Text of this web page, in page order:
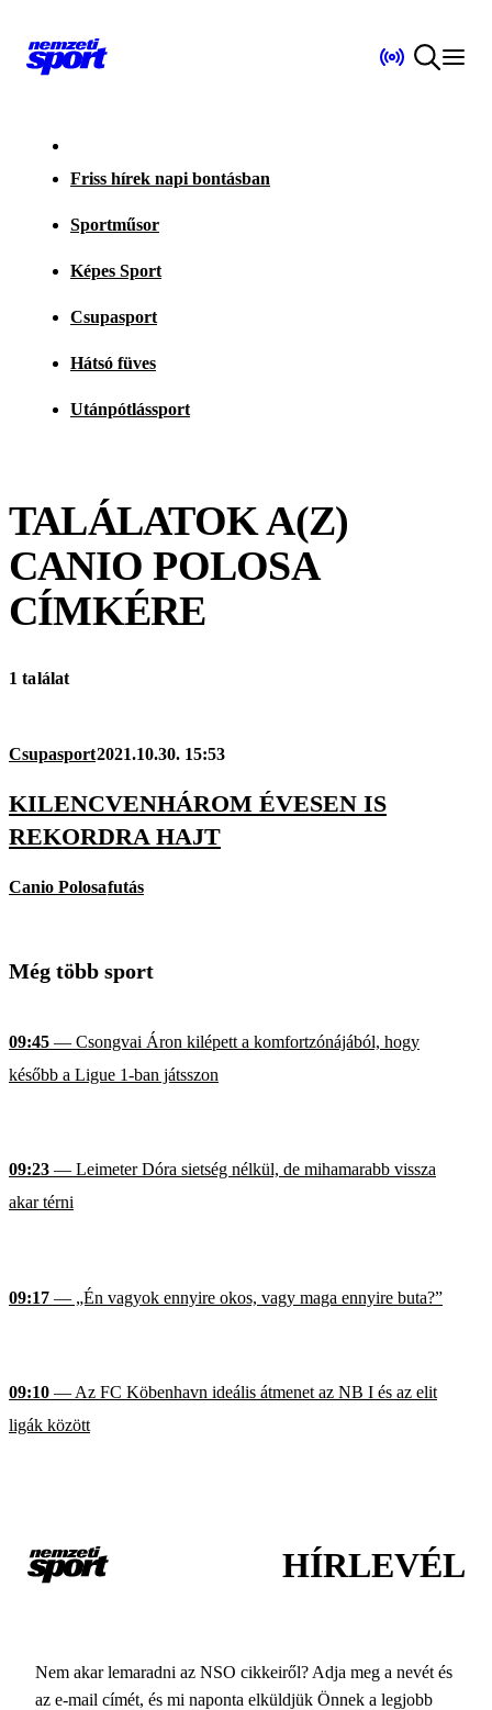
Friss hírek napi bontásban
Sportműsor
Képes Sport
Csupasport
Hátsó füves
Utánpótlássport
TALÁLATOK A(Z)
CANIO POLOSA
CÍMKÉRE
1 találat
Csupasport2021.10.30. 15:53
KILENCVENHÁROM ÉVESEN IS
REKORDRA HAJT
Canio Polosafutás
Még több sport
09:45 — Csongvai Áron kilépett a komfortzónájából, hogy
később a Ligue 1-ban játsszon
09:23 — Leimeter Dóra sietség nélkül, de mihamarabb vissza
akar térni
09:17 — „Én vagyok ennyire okos, vagy maga ennyire buta?”
09:10 — Az FC Köbenhavn ideális átmenet az NB I és az elit
ligák között
HÍRLEVÉL
Nem akar lemaradni az NSO cikkeiről? Adja meg a nevét és
az e-mail címét, és mi naponta elküldjük Önnek a legjobb